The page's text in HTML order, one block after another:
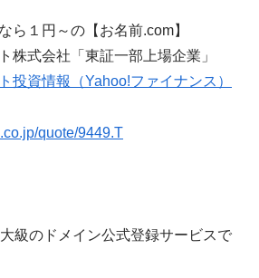
ら１円～の【お名前.com】
株式会社「東証一部上場企業」
投資情報（Yahoo!ファイナンス）
quote/9449.T
級のドメイン公式登録サービスで